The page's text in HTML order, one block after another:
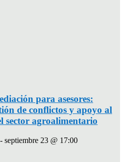
para asesores:
de conflictos y apoyo al
sector agroalimentario
- septiembre 23 @ 17:00